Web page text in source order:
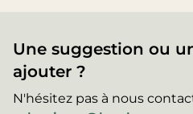
Une suggestion ou
ajouter ?
N'hésitez pas à nous